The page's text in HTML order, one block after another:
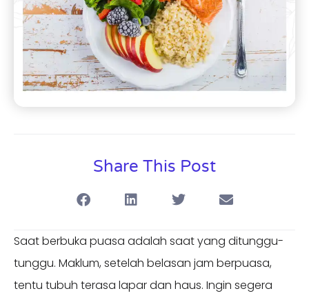
Share This Post
Saat berbuka puasa adalah saat yang ditunggu-
tunggu. Maklum, setelah belasan jam berpuasa,
tentu tubuh terasa lapar dan haus. Ingin segera